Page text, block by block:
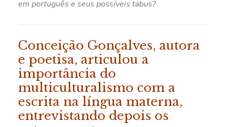
em português e seus possíveis tabus?
Conceição Gonçalves, autora
e poetisa, articulou a
importância do
multiculturalismo com a
escrita na língua materna,
entrevistando depois os